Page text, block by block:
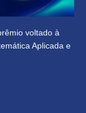
voltado à
Aplicada e